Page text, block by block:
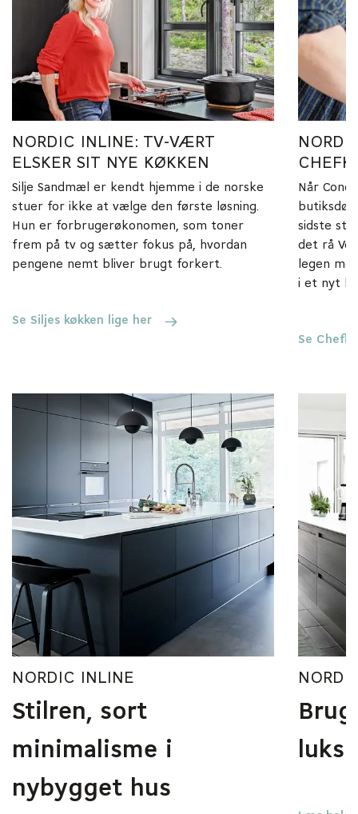
NORDIC INLINE: TV-VÆRT
ELSKER SIT NYE KØKKEN
Silje Sandmæl er kendt hjemme i de norske
stuer for ikke at vælge den første løsning.
Hun er forbrugerøkonomen, som toner
frem på tv og sætter fokus på, hvordan
pengene nemt bliver brugt forkert.
Se Siljes køkken lige her
Når
sidste
det rå
legen
i et nyt
Se
NORDIC INLINE
Stilren, sort
minimalisme i
nybygget hus